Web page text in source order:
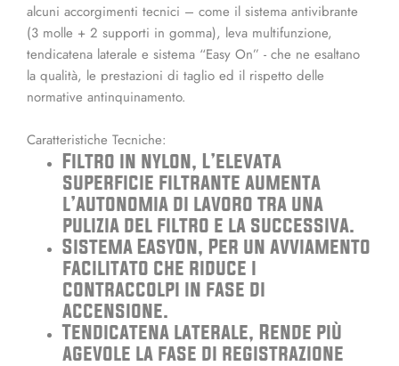
alcuni accorgimenti tecnici – come il sistema antivibrante
(3 molle + 2 supporti in gomma), leva multifunzione,
tendicatena laterale e sistema “Easy On” - che ne esaltano
la qualità, le prestazioni di taglio ed il rispetto delle
normative antinquinamento.
Caratteristiche Tecniche:
Filtro in nylon, L’elevata
superficie filtrante aumenta
l’autonomia di lavoro tra una
pulizia del filtro e la successiva.
Sistema EasyOn, Per un avviamento
facilitato che riduce i
contraccolpi in fase di
accensione.
Tendicatena laterale, Rende più
agevole la fase di registrazione